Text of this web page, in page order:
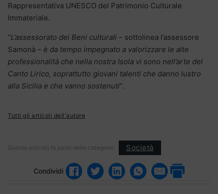
Rappresentativa UNESCO del Patrimonio Culturale
Immateriale.
“L’assessorato dei Beni culturali – sottolinea l’assessore
Samonà – è da tempo impegnato a valorizzare le alte
professionalità che nella nostra Isola vi sono nell’arte del
Canto Lirico, soprattutto giovani talenti che danno lustro
alla Sicilia e che vanno sostenuti“.
Tutti gli articoli dell'autore
Questo articolo fa parte delle categorie: Società
Condividi